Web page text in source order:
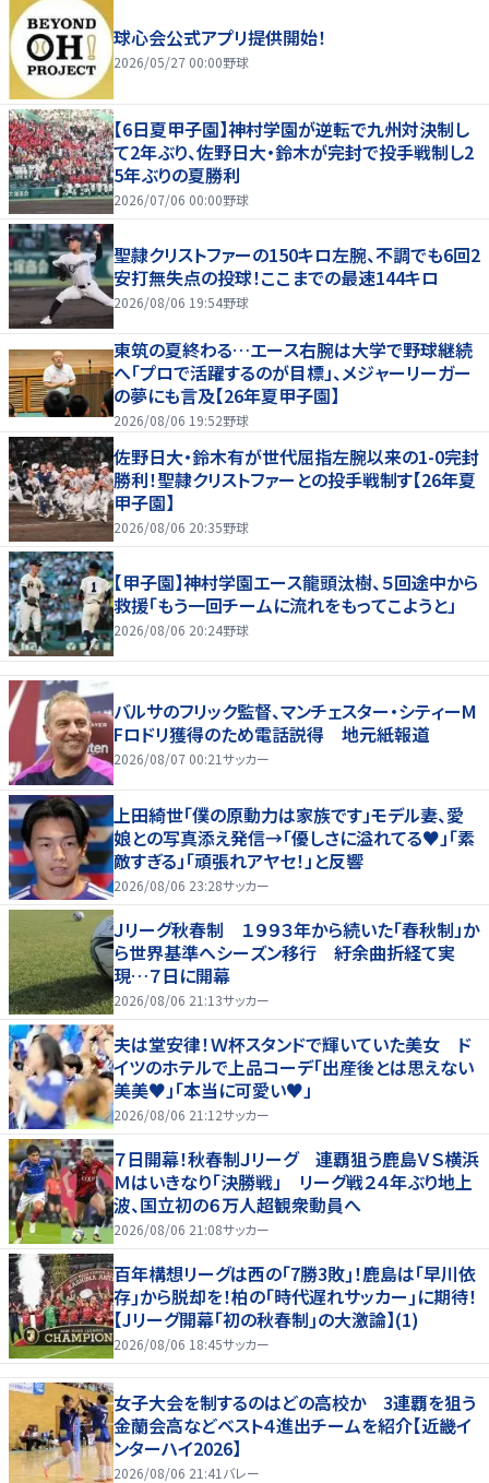
球心会公式アプリ提供開始！
2026/05/27 00:00野球
【6日夏甲子園】神村学園が逆転で九州対決制し
て2年ぶり、佐野日大・鈴木が完封で投手戦制し2
5年ぶりの夏勝利
2026/07/06 00:00野球
聖隷クリストファーの150キロ左腕、不調でも6回2
安打無失点の投球！ここまでの最速144キロ
2026/08/06 19:54野球
東筑の夏終わる…エース右腕は大学で野球継続
へ「プロで活躍するのが目標」、メジャーリーガー
の夢にも言及【26年夏甲子園】
2026/08/06 19:52野球
佐野日大・鈴木有が世代屈指左腕以来の1-0完封
勝利！聖隷クリストファーとの投手戦制す【26年夏
甲子園】
2026/08/06 20:35野球
【甲子園】神村学園エース龍頭汰樹、５回途中から
救援「もう一回チームに流れをもってこようと」
2026/08/06 20:24野球
バルサのフリック監督、マンチェスター・シティーM
Fロドリ獲得のため電話説得 地元紙報道
2026/08/07 00:21サッカー
上田綺世「僕の原動力は家族です」モデル妻、愛
娘との写真添え発信→「優しさに溢れてる♥」「素
敵すぎる」「頑張れアヤセ！」と反響
2026/08/06 23:28サッカー
Ｊリーグ秋春制 １９９３年から続いた「春秋制」か
ら世界基準へシーズン移行 紆余曲折経て実
現…７日に開幕
2026/08/06 21:13サッカー
夫は堂安律！Ｗ杯スタンドで輝いていた美女 ド
イツのホテルで上品コーデ「出産後とは思えない
美美♥」「本当に可愛い♥」
2026/08/06 21:12サッカー
７日開幕！秋春制Ｊリーグ 連覇狙う鹿島ＶＳ横浜
Ｍはいきなり「決勝戦」 リーグ戦２４年ぶり地上
波、国立初の６万人超観衆動員へ
2026/08/06 21:08サッカー
百年構想リーグは西の｢7勝3敗｣！鹿島は｢早川依
存｣から脱却を！柏の｢時代遅れサッカー｣に期待！
【Jリーグ開幕｢初の秋春制｣の大激論】(1)
2026/08/06 18:45サッカー
女子大会を制するのはどの高校か 3連覇を狙う
金蘭会高などベスト４進出チームを紹介【近畿イ
ンターハイ2026】
2026/08/06 21:41 バレー